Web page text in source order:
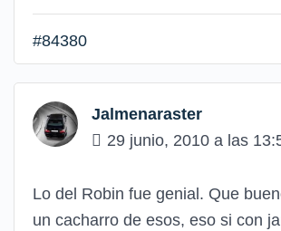
#84380
Jalmenaraster
29 junio, 2010 a las
Lo del Robin fue genial. Que
un cacharro de esos, eso si con